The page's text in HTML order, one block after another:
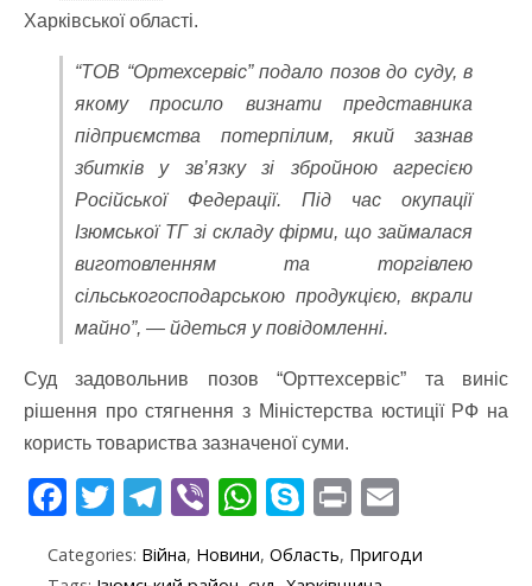
Харківської області.
“ТОВ “Ортехсервіс” подало позов до суду, в
якому просило визнати представника
підприємства потерпілим, який зазнав
збитків у зв’язку зі збройною агресією
Російської Федерації. Під час окупації
Ізюмської ТГ зі складу фірми, що займалася
виготовленням та торгівлею
сільськогосподарською продукцією, вкрали
майно”, — йдеться у повідомленні.
Суд задовольнив позов “Орттехсервіс” та виніс
рішення про стягнення з Міністерства юстиції РФ на
користь товариства зазначеної суми.
F
e
T
itt
T
el
e
Vi
er
W
at
S
y
Pr
t ai
Categories: Війна, Новини, Область, Пригоди